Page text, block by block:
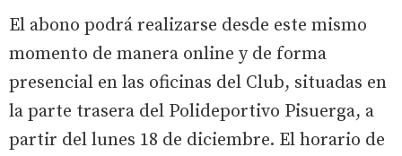
El abono podrá realizarse desde este mismo
momento de manera online y de forma
presencial en las oficinas del Club, situadas en
la parte trasera del Polideportivo Pisuerga, a
partir del lunes 18 de diciembre. El horario de